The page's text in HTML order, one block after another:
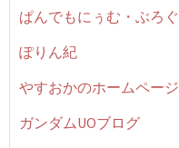
ぱんでもにぅむ・ぶろぐ
ぽりん紀
やすおかのホームページ
ガンダムUOブログ